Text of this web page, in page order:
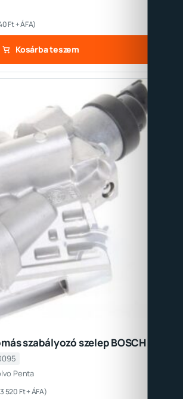
Ft+ ÁFA)
Kosárba teszem
szabályozó szelep BOSCH
Penta
520Ft+ ÁFA)